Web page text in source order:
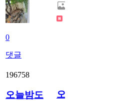
0
댓글
196758
오늘밤도
오